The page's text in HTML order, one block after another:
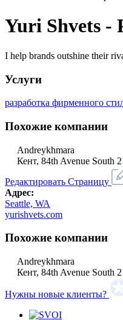
Yuri Shvets -
I help brands outshine their
Услуги
разработка фирменного
Похожие компании
Andreykhmara
Кент, 84th Avenue South
Редактировать Страницу
Адрес:
Seattle, WA
yurishvets.com
Похожие компании
Andreykhmara
Кент, 84th Avenue South
Нужны новые клиенты?